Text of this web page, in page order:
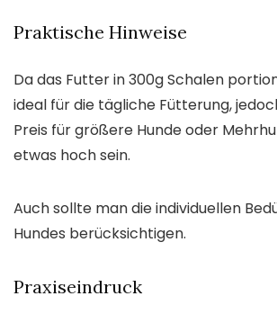
Praktische Hinweise
Da das Futter in 300g Schalen
ideal für die tägliche Fütterung,
Preis für größere Hunde oder
etwas hoch sein.
Auch sollte man die individuellen
Hundes berücksichtigen.
Praxiseindruck